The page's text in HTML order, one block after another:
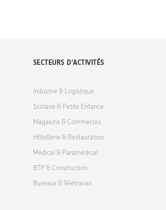
SECTEURS D'ACTIVITÉS
Industrie & Logistique
Scolaire & Petite Enfance
Magasins & Commerces
Hôtellerie & Restauration
Médical & Paramédical
BTP & Construction
Bureaux & Télétravail